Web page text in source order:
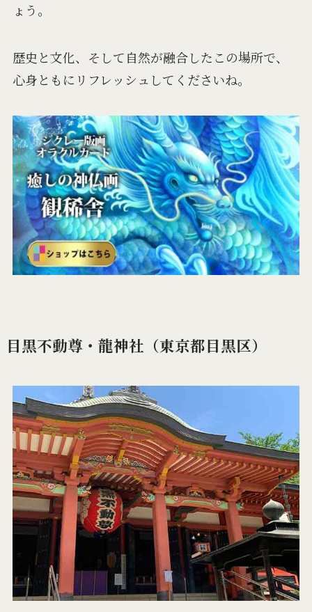
ょう。
歴史と文化、そして自然が融合したこの場所で、
心身ともにリフレッシュしてくださいね。
目黒不動尊・龍神社（東京都目黒区）